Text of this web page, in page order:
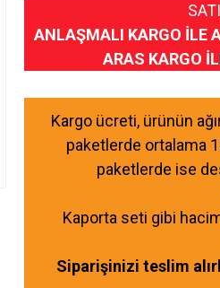
ANLAŞMALI KARGO İLE
ARAS KARGO
Kargo ücreti, ürünün
paketlerde ortalama
paketlerde ise
Kaporta seti gibi
Siparişinizi teslim